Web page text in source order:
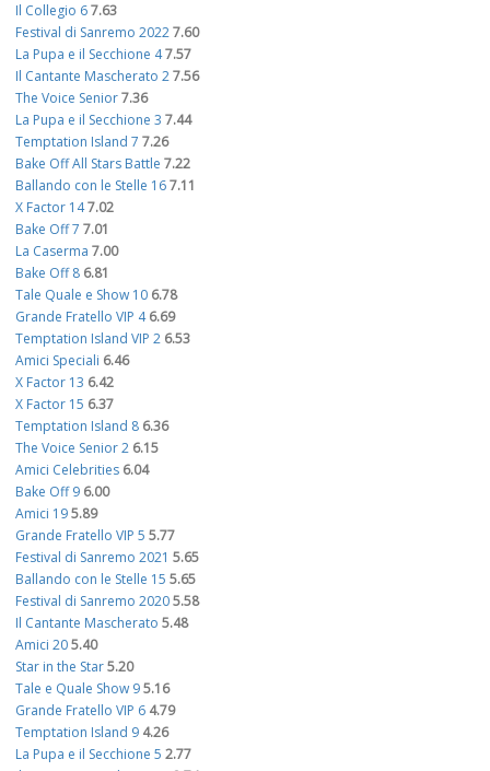
Il Collegio 67.63
Festival di Sanremo 20227.60
La Pupa e il Secchione 47.57
Il Cantante Mascherato 27.56
The Voice Senior7.36
La Pupa e il Secchione 3 7.44
Temptation Island 7 7.26
Bake Off All Stars Battle 7.22
Ballando con le Stelle 167.11
X Factor 147.02
Bake Off 7 7.01
La Caserma 7.00
Bake Off 8 6.81
Tale Quale e Show 10 6.78
Grande Fratello VIP 4 6.69
Temptation Island VIP 2 6.53
Amici Speciali 6.46
X Factor 13 6.42
X Factor 15 6.37
Temptation Island 8 6.36
The Voice Senior 2 6.15
Amici Celebrities 6.04
Bake Off 9 6.00
Amici 195.89
Grande Fratello VIP 5 5.77
Festival di Sanremo 2021 5.65
Ballando con le Stelle 15 5.65
Festival di Sanremo 20205.58
Il Cantante Mascherato 5.48
Amici 205.40
Star in the Star5.20
Tale e Quale Show 95.16
Grande Fratello VIP 6 4.79
Temptation Island 9 4.26
La Pupa e il Secchione 5 2.77